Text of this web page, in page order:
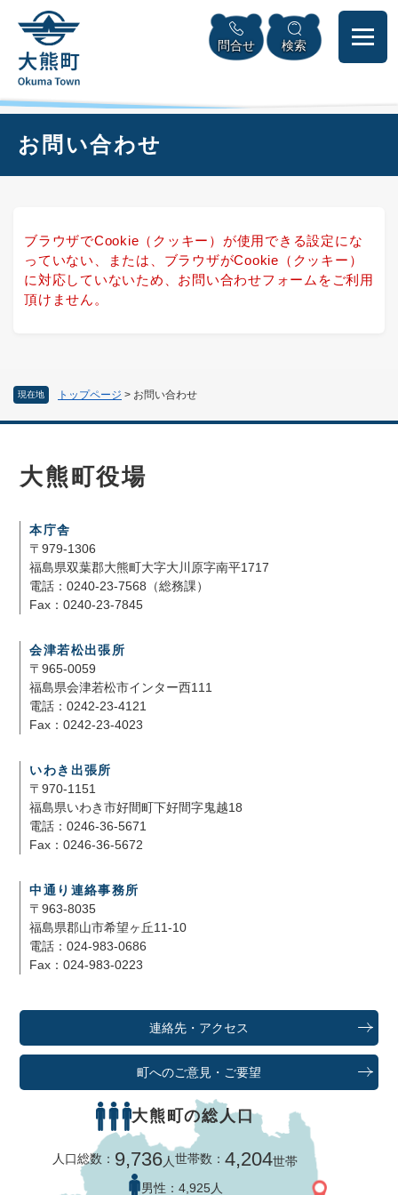
頭
メニューを飛ばして本文へ
問合せ 検索
現在地 トップページ > お問い合わせ
お問い合わせ
ブラウザでCookie（クッキー）が使用できる設定にな
っていない、または、ブラウザがCookie（クッキー）
に対応していないため、お問い合わせフォームをご利用
頂けません。
大熊町役場
本庁舎
〒979-1306
福島県双葉郡大熊町大字大川原字南平1717
電話：0240-23-7568（総務課）
Fax：0240-23-7845
会津若松出張所
〒965-0059
福島県会津若松市インター西111
電話：0242-23-4121
Fax：0242-23-4023
いわき出張所
〒970-1151
福島県いわき市好間町下好間字鬼越18
電話：0246-36-5671
Fax：0246-36-5672
中通り連絡事務所
〒963-8035
福島県郡山市希望ヶ丘11-10
電話：024-983-0686
Fax：024-983-0223
連絡先・アクセス
町へのご意見・ご要望
大熊町の総人口
人口総数： 9,736人世帯数：4,204世帯
男性： 4,925人